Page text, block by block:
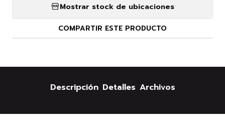
Mostrar stock de ubicaciones
COMPARTIR ESTE PRODUCTO
Descripción Detalles Archivos